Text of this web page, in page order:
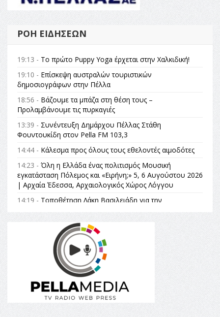
ΡΟΉ ΕΙΔΉΣΕΩΝ
19:13 - Το πρώτο Puppy Yoga έρχεται στην Χαλκιδική!
19:10 - Επίσκεψη αυστραλών τουριστικών
δημοσιογράφων στην Πέλλα
18:56 - Βάζουμε τα μπάζα στη θέση τους –
Προλαμβάνουμε τις πυρκαγιές
13:39 - Συνέντευξη Δημάρχου Πέλλας Στάθη
Φουντουκίδη στον Pella FM 103,3
14:44 - Κάλεσμα προς όλους τους εθελοντές αιμοδότες
14:23 - Όλη η Ελλάδα ένας πολιτισμός Μουσική
εγκατάσταση Πόλεμος και «Ειρήνη;» 5, 6 Αυγούστου 2026
| Αρχαία Έδεσσα, Αρχαιολογικός Χώρος Λόγγου
14:19 - Τοποθέτηση Λάκη Βασιλειάδη για την
Αναθεώρηση του Συντάγματος: «Σε τέτοιες κορυφαίες
θεσμικές διαδικασίες υπάρχει μόνο η ευθύνη απέναντι
στις επόμενες γενιές»
Το πρόγραμμα του ΠΑΟΚ στον δεύτερο γύρο του
Champions League!
Όλυμπος: Εντάχθηκε στον Κατάλογο Παγκόσμιας
Κληρονομιάς της UNESCO – Ομόφωνη η απόφαση Ο
Όλυμπος αναγνωρίστηκε ως φυσικό και πολιτιστικό
αγαθό εξέχουσας οικουμενικής αξίας για την
ανθρωπότητα